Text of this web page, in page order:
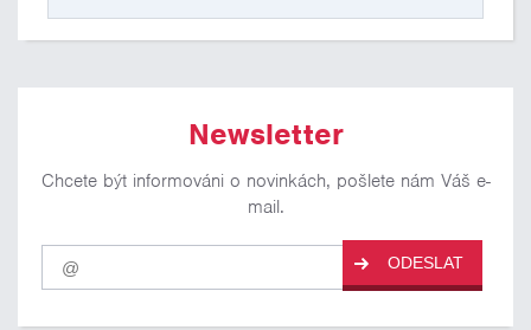
Newsletter
Chcete být informováni o novinkách, pošlete nám Váš e-
mail.
Pro
odběr
našich
ODESLAT